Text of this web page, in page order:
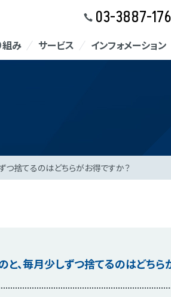
03-3887-
組み サービス インフォメーション
つ捨てるのはどちらがお得ですか？
、毎月少しずつ捨てるのはどちら